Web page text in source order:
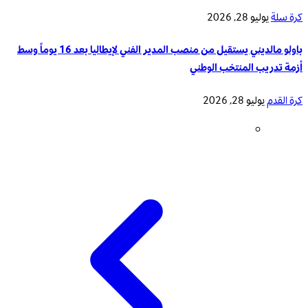
كرة سلةيوليو 28, 2026
باولو مالديني يستقيل من منصب المدير الفني لإيطاليا بعد 16 يوماً وسط
أزمة تدريب المنتخب الوطني
كرة القدميوليو 28, 2026